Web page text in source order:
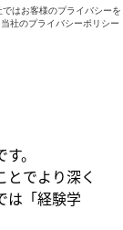
。
とでより深く
は「経験学
はお客様のプライバシーを
社のプライバシーポリシー